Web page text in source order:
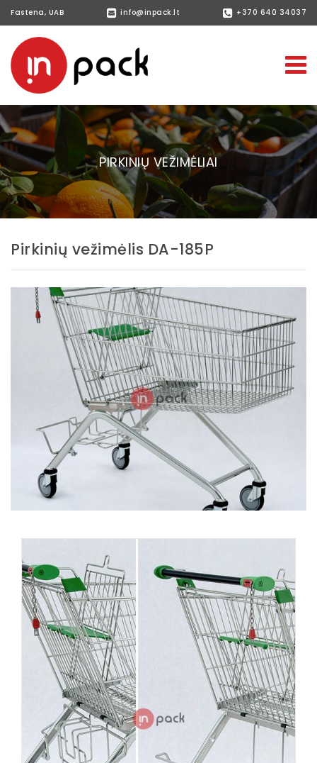
Fastena, UAB info@inpack.lt +370 640 34037
PIRKINIŲ VEŽIMĖLIAI
Pirkinių vežimėlis DA-185P